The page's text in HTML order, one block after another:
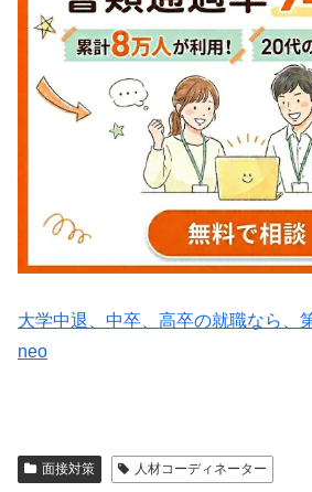
大学中退、中卒、高卒の就職なら、
neo
面接対策 人材コーディネーター